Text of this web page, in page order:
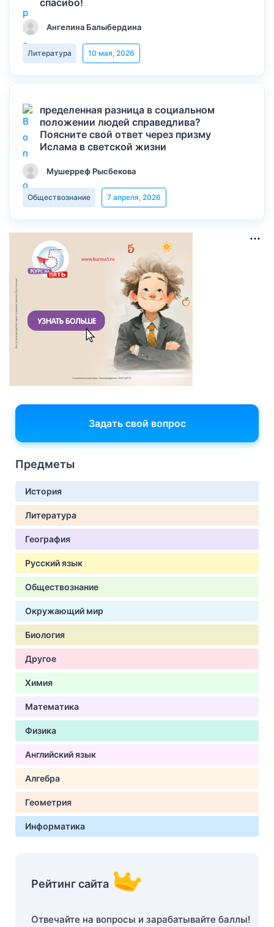
спасибо!
Ангелина Балыбердина
Литература 10 мая, 2026
пределенная разница в социальном
положении людей справедлива?
Поясните свой ответ через призму
Ислама в светской жизни
Мушерреф Рысбекова
Обществознание 7 апреля, 2026
Задать свой вопрос
Предметы
История
Литература
География
Русский язык
Обществознание
Окружающий мир
Биология
Другое
Химия
Математика
Физика
Английский язык
Алгебра
Геометрия
Информатика
Рейтинг сайта
Отвечайте на вопросы и зарабатывайте баллы!